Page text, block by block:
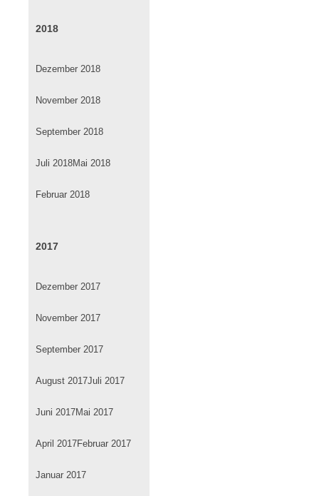
2018
Dezember 2018
November 2018
September 2018
Juli 2018Mai 2018
Februar 2018
2017
Dezember 2017
November 2017
September 2017
August 2017Juli 2017
Juni 2017Mai 2017
April 2017Februar 2017
Januar 2017